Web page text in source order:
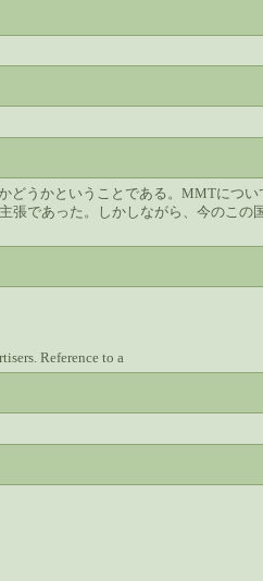
うかということである。MMTにつ
であった。しかしながら、今のこの
Reference to a